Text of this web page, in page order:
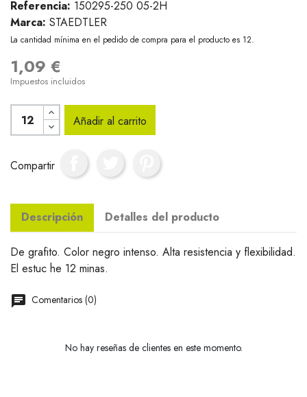
Referencia: 150295-250 05-2H
Marca: STAEDTLER
La cantidad mínima en el pedido de compra para el producto es 12.
1,09 €
Impuestos incluidos
Añadir al carrito
Compartir
Descripción Detalles del producto
De grafito. Color negro intenso. Alta resistencia y flexibilidad.
El estuc he 12 minas.
Comentarios (0)
No hay reseñas de clientes en este momento.